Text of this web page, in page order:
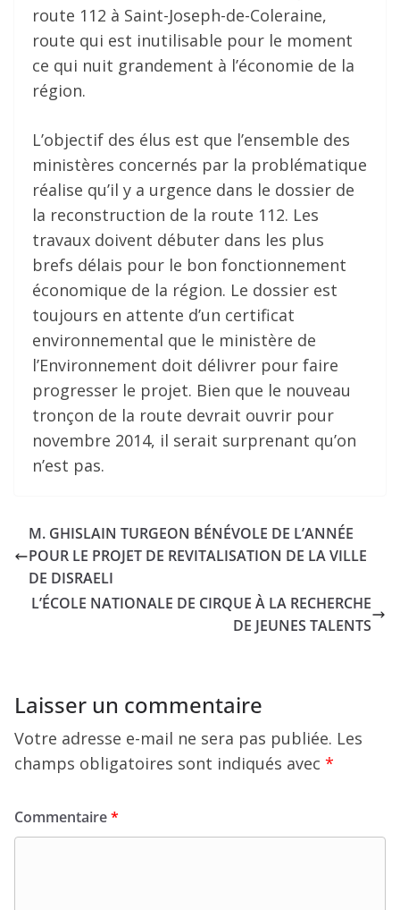
route 112 à Saint-Joseph-de-Coleraine,
route qui est inutilisable pour le moment
ce qui nuit grandement à l’économie de la
région.
L’objectif des élus est que l’ensemble des
ministères concernés par la problématique
réalise qu’il y a urgence dans le dossier de
la reconstruction de la route 112. Les
travaux doivent débuter dans les plus
brefs délais pour le bon fonctionnement
économique de la région. Le dossier est
toujours en attente d’un certificat
environnemental que le ministère de
l’Environnement doit délivrer pour faire
progresser le projet. Bien que le nouveau
tronçon de la route devrait ouvrir pour
novembre 2014, il serait surprenant qu’on
n’est pas.
M. GHISLAIN TURGEON BÉNÉVOLE DE L’ANNÉE
POUR LE PROJET DE REVITALISATION DE LA VILLE
DE DISRAELI
L’ÉCOLE NATIONALE DE CIRQUE À LA RECHERCHE
DE JEUNES TALENTS
Laisser un commentaire
Votre adresse e-mail ne sera pas publiée. Les
champs obligatoires sont indiqués avec *
Commentaire*